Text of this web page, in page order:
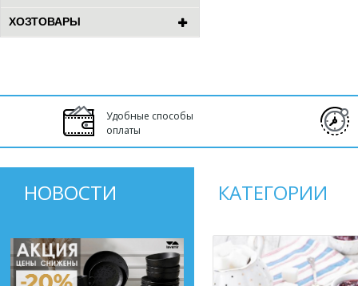
ХОЗТОВАРЫ
Удобные способы
оплаты
НОВОСТИ КАТЕГОРИИ